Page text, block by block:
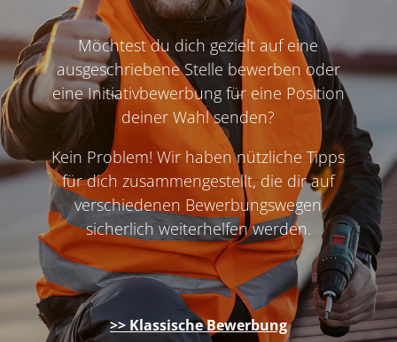
Möchtest du dich gezielt auf eine
ausgeschriebene Stelle bewerben oder
eine Initiativbewerbung für eine Position
deiner Wahl senden?
Kein Problem! Wir haben nützliche Tipps
für dich zusammengestellt, die dir auf
verschiedenen Bewerbungswegen
sicherlich weiterhelfen werden.
>> Klassische Bewerbung